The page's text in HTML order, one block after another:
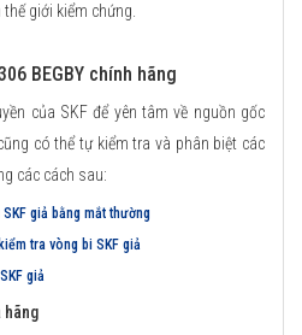
giới kiểm chứng.
BEGBY chính hãng
của SKF để yên tâm về nguồn gốc
có thể tự kiểm tra và phân biệt các
các cách sau:
giả bằng mắt thường
tra vòng bi SKF giả
giả
hãng